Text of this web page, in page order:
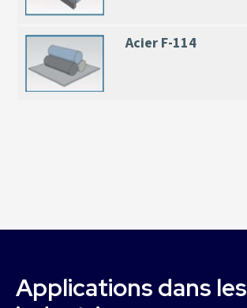
Acier F-114
Applications dans les